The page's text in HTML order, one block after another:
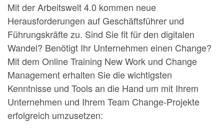
Mit der Arbeitswelt 4.0 kommen neue
Herausforderungen auf Geschäftsführer und
Führungskräfte zu. Sind Sie fit für den digitalen
Wandel? Benötigt Ihr Unternehmen einen Change?
Mit dem Online Training New Work und Change
Management erhalten Sie die wichtigsten
Kenntnisse und Tools an die Hand um mit Ihrem
Unternehmen und Ihrem Team Change-Projekte
erfolgreich umzusetzen: